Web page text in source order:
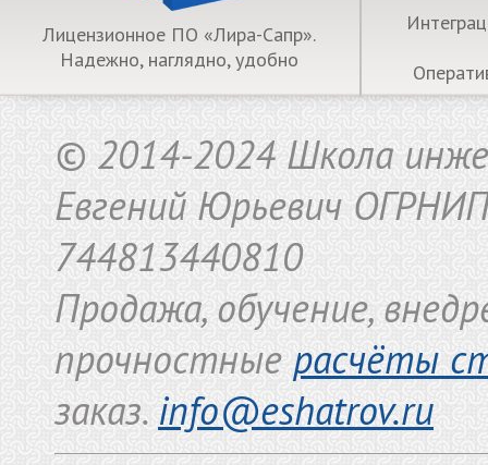
Лицензионное ПО «Лира-Сапр».
Надежно, наглядно, удобно
© 2014-2024 Школа
Евгений Юрьевич
744813440810
Продажа, обучение,
прочностные расчёты
заказ. info@eshatrov.ru